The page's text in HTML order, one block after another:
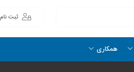
ثبت نام
همکاری